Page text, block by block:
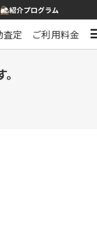
紹介プログラム
査定 ご利用料金